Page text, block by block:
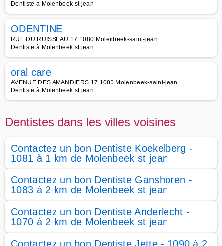
Dentiste à Molenbeek st jean
ODENTINE
RUE DU RUISSEAU 17 1080 Molenbeek-saint-jean
Dentiste à Molenbeek st jean
oral care
AVENUE DES AMANDIERS 17 1080 Molenbeek-saint-jean
Dentiste à Molenbeek st jean
Dentistes dans les villes voisines
Contactez un bon Dentiste Koekelberg -
1081 à 1 km de Molenbeek st jean
Contactez un bon Dentiste Ganshoren -
1083 à 2 km de Molenbeek st jean
Contactez un bon Dentiste Anderlecht -
1070 à 2 km de Molenbeek st jean
Contactez un bon Dentiste Jette - 1090 à 2